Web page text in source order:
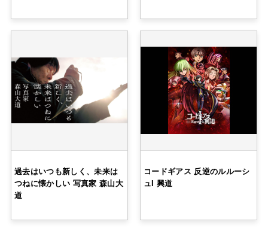
過去はいつも新しく、未来は
つねに懐かしい 写真家 森山大
道
コードギアス 反逆のルルーシ
ュI 興道